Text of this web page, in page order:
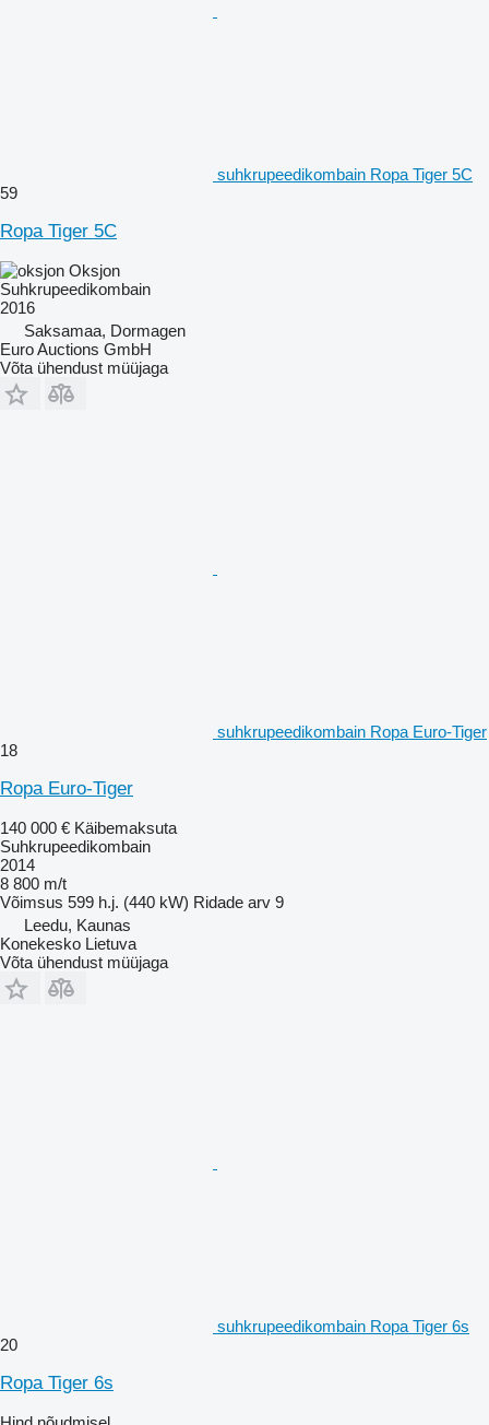
suhkrupeedikombain Ropa Tiger 5C
59
Ropa Tiger 5C
Oksjon
Suhkrupeedikombain
2016
Saksamaa, Dormagen
Euro Auctions GmbH
Võta ühendust müüjaga
suhkrupeedikombain Ropa Euro-Tiger
18
Ropa Euro-Tiger
140 000 € Käibemaksuta
Suhkrupeedikombain
2014
8 800 m/t
Võimsus 599 h.j. (440 kW) Ridade arv 9
Leedu, Kaunas
Konekesko Lietuva
Võta ühendust müüjaga
suhkrupeedikombain Ropa Tiger 6s
20
Ropa Tiger 6s